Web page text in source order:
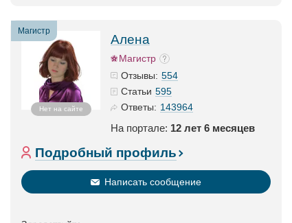
Магистр
Нет на сайте
Алена
Магистр
Отзывы: 554
Статьи 595
Ответы: 143964
На портале: 12 лет 6 месяцев
Подробный профиль
Написать сообщение